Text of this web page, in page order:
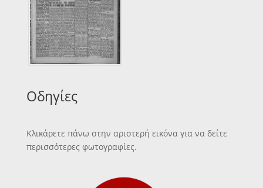
Οδηγίες
Κλικάρετε πάνω στην αριστερή εικόνα για να δείτε
περισσότερες φωτογραφίες.